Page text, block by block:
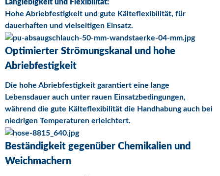
Langlebigkeit und Flexibilität:
Hohe Abriebfestigkeit und gute Kälteflexibilität, für
dauerhaften und vielseitigen Einsatz.
Optimierter Strömungskanal und hohe
Abriebfestigkeit
Die hohe Abriebfestigkeit garantiert eine lange
Lebensdauer auch unter rauen Einsatzbedingungen,
während die gute Kälteflexibilität die Handhabung auch bei
niedrigen Temperaturen erleichtert.
Beständigkeit gegenüber Chemikalien und
Weichmachern